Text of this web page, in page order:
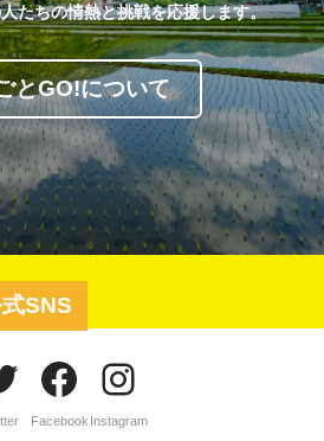
たちの情熱と挑戦を応援します。
とGO!について
SNS